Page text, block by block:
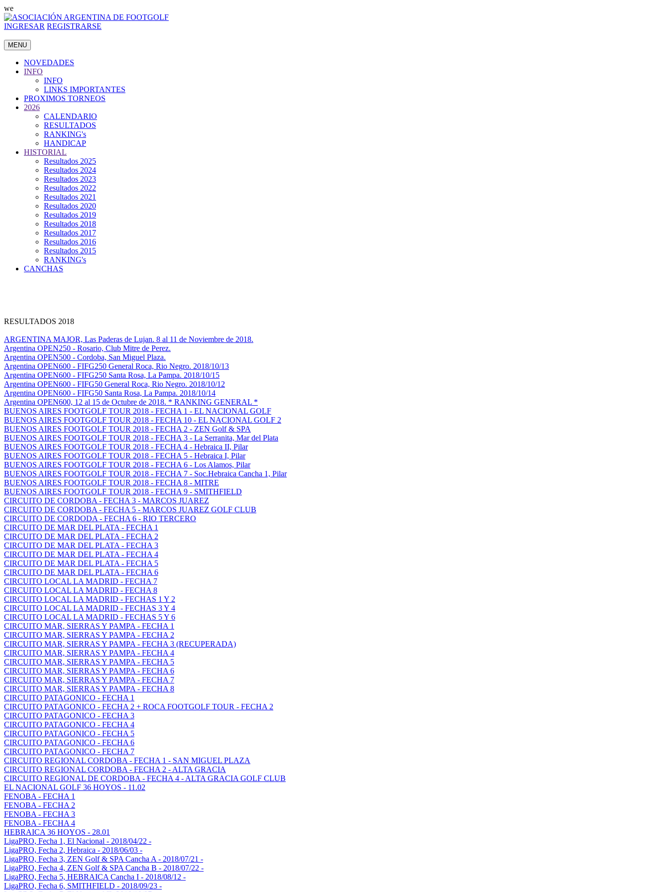
we
INGRESAR REGISTRARSE
MENU
NOVEDADES
INFO
INFO
LINKS IMPORTANTES
PROXIMOS TORNEOS
2026
CALENDARIO
RESULTADOS
RANKING's
HANDICAP
HISTORIAL
Resultados 2025
Resultados 2024
Resultados 2023
Resultados 2022
Resultados 2021
Resultados 2020
Resultados 2019
Resultados 2018
Resultados 2017
Resultados 2016
Resultados 2015
RANKING's
CANCHAS
RESULTADOS 2018
ARGENTINA MAJOR, Las Paderas de Lujan. 8 al 11 de Noviembre de 2018.
Argentina OPEN250 - Rosario, Club Mitre de Perez.
Argentina OPEN500 - Cordoba, San Miguel Plaza.
Argentina OPEN600 - FIFG250 General Roca, Rio Negro. 2018/10/13
Argentina OPEN600 - FIFG250 Santa Rosa, La Pampa. 2018/10/15
Argentina OPEN600 - FIFG50 General Roca, Rio Negro. 2018/10/12
Argentina OPEN600 - FIFG50 Santa Rosa, La Pampa. 2018/10/14
Argentina OPEN600, 12 al 15 de Octubre de 2018. * RANKING GENERAL *
BUENOS AIRES FOOTGOLF TOUR 2018 - FECHA 1 - EL NACIONAL GOLF
BUENOS AIRES FOOTGOLF TOUR 2018 - FECHA 10 - EL NACIONAL GOLF 2
BUENOS AIRES FOOTGOLF TOUR 2018 - FECHA 2 - ZEN Golf & SPA
BUENOS AIRES FOOTGOLF TOUR 2018 - FECHA 3 - La Serranita, Mar del Plata
BUENOS AIRES FOOTGOLF TOUR 2018 - FECHA 4 - Hebraica II, Pilar
BUENOS AIRES FOOTGOLF TOUR 2018 - FECHA 5 - Hebraica I, Pilar
BUENOS AIRES FOOTGOLF TOUR 2018 - FECHA 6 - Los Alamos, Pilar
BUENOS AIRES FOOTGOLF TOUR 2018 - FECHA 7 - Soc.Hebraica Cancha 1, Pilar
BUENOS AIRES FOOTGOLF TOUR 2018 - FECHA 8 - MITRE
BUENOS AIRES FOOTGOLF TOUR 2018 - FECHA 9 - SMITHFIELD
CIRCUITO DE CORDOBA - FECHA 3 - MARCOS JUAREZ
CIRCUITO DE CORDOBA - FECHA 5 - MARCOS JUAREZ GOLF CLUB
CIRCUITO DE CORDODA - FECHA 6 - RIO TERCERO
CIRCUITO DE MAR DEL PLATA - FECHA 1
CIRCUITO DE MAR DEL PLATA - FECHA 2
CIRCUITO DE MAR DEL PLATA - FECHA 3
CIRCUITO DE MAR DEL PLATA - FECHA 4
CIRCUITO DE MAR DEL PLATA - FECHA 5
CIRCUITO DE MAR DEL PLATA - FECHA 6
CIRCUITO LOCAL LA MADRID - FECHA 7
CIRCUITO LOCAL LA MADRID - FECHA 8
CIRCUITO LOCAL LA MADRID - FECHAS 1 Y 2
CIRCUITO LOCAL LA MADRID - FECHAS 3 Y 4
CIRCUITO LOCAL LA MADRID - FECHAS 5 Y 6
CIRCUITO MAR, SIERRAS Y PAMPA - FECHA 1
CIRCUITO MAR, SIERRAS Y PAMPA - FECHA 2
CIRCUITO MAR, SIERRAS Y PAMPA - FECHA 3 (RECUPERADA)
CIRCUITO MAR, SIERRAS Y PAMPA - FECHA 4
CIRCUITO MAR, SIERRAS Y PAMPA - FECHA 5
CIRCUITO MAR, SIERRAS Y PAMPA - FECHA 6
CIRCUITO MAR, SIERRAS Y PAMPA - FECHA 7
CIRCUITO MAR, SIERRAS Y PAMPA - FECHA 8
CIRCUITO PATAGONICO - FECHA 1
CIRCUITO PATAGONICO - FECHA 2 + ROCA FOOTGOLF TOUR - FECHA 2
CIRCUITO PATAGONICO - FECHA 3
CIRCUITO PATAGONICO - FECHA 4
CIRCUITO PATAGONICO - FECHA 5
CIRCUITO PATAGONICO - FECHA 6
CIRCUITO PATAGONICO - FECHA 7
CIRCUITO REGIONAL CORDOBA - FECHA 1 - SAN MIGUEL PLAZA
CIRCUITO REGIONAL CORDOBA - FECHA 2 - ALTA GRACIA
CIRCUITO REGIONAL DE CORDOBA - FECHA 4 - ALTA GRACIA GOLF CLUB
EL NACIONAL GOLF 36 HOYOS - 11.02
FENOBA - FECHA 1
FENOBA - FECHA 2
FENOBA - FECHA 3
FENOBA - FECHA 4
HEBRAICA 36 HOYOS - 28.01
LigaPRO, Fecha 1, El Nacional - 2018/04/22 -
LigaPRO, Fecha 2, Hebraica - 2018/06/03 -
LigaPRO, Fecha 3, ZEN Golf & SPA Cancha A - 2018/07/21 -
LigaPRO, Fecha 4, ZEN Golf & SPA Cancha B - 2018/07/22 -
LigaPRO, Fecha 5, HEBRAICA Cancha I - 2018/08/12 -
LigaPRO, Fecha 6, SMITHFIELD - 2018/09/23 -